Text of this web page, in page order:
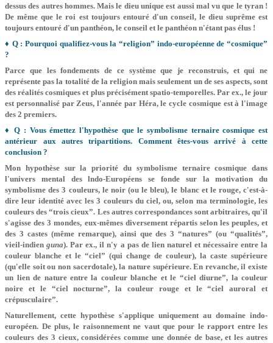
dessus des autres hommes. Mais le dieu unique est aussi mal vu que le tyran !
De même que le roi est toujours entouré d'un conseil, le dieu suprême est
toujours entouré d'un panthéon, le conseil et le panthéon n'étant pas élus !
♦ Q : Pourquoi qualifiez-vous la “religion” indo-­européenne de “cosmique”
?
Parce que les fondements de ce système que je reconstruis, et qui ne
représente pas la totalité de la religion mais seulement un de ses aspects, sont
des réalités cosmiques et plus précisément spatio-­temporelles. Par ex., le jour
est personnalisé par Zeus, l'année par Héra, le cycle cosmique est à l'image
des 2 premiers.
♦ Q : Vous émettez l'hypothèse que le symbolisme ternaire cosmique est
antérieur aux autres tripartitions. Comment êtes-vous arrivé à cette
conclusion ?
Mon hypothèse sur la priorité du symbolisme ternaire cosmique dans
l'univers mental des lndo-Européens se fonde sur la motivation du
symbolisme des 3 couleurs, le noir (ou le bleu), le blanc et le rouge, c'est-à-
dire leur identité avec les 3 couleurs du ciel, ou, selon ma terminologie, les
couleurs des “trois cieux”. Les autres correspondances sont arbitraires, qu'il
s'agisse des 3 mondes, eux-mêmes diversement répartis selon les peuples, et
des 3 castes (même remarque), ainsi que des 3 “natures” (ou “qualités”,
vieil-­indienguna). Par ex., il n'y a pas de lien naturel et nécessaire entre la
couleur blanche et le “ciel” (qui change de couleur), la caste supérieure
(qu'elle soit ou non sacerdotale), la nature supérieure. En revanche, il existe
un lien de nature entre la couleur blanche et le “ciel diurne”, la couleur
noire et le “ciel nocturne”, la couleur rouge et le “ciel auroral et
crépusculaire”.
Naturellement, cette hypothèse s'applique uniquement au domaine indo-
européen. De plus, le raisonnement ne vaut que pour le rapport entre les
couleurs des 3 cieux, considérées comme une donnée de base, et les autres